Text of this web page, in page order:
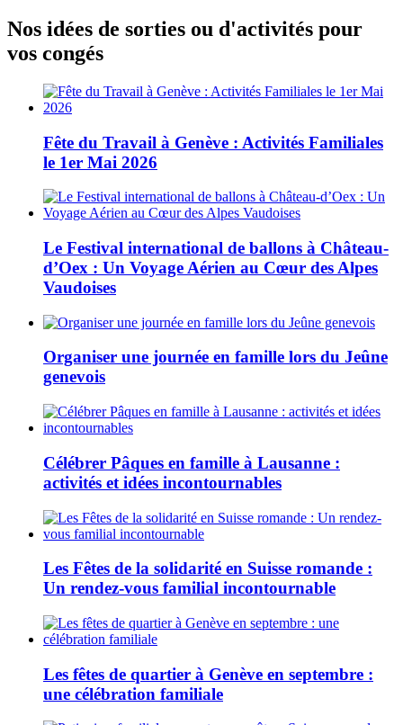
Nos idées de sorties ou d'activités pour
vos congés
Fête du Travail à Genève : Activités Familiales
le 1er Mai 2026
Le Festival international de ballons à Château-
d’Oex : Un Voyage Aérien au Cœur des Alpes
Vaudoises
Organiser une journée en famille lors du Jeûne
genevois
Célébrer Pâques en famille à Lausanne :
activités et idées incontournables
Les Fêtes de la solidarité en Suisse romande :
Un rendez-vous familial incontournable
Les fêtes de quartier à Genève en septembre :
une célébration familiale